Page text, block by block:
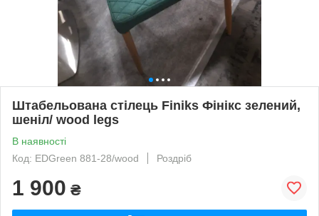
Штабельована стілець Finiks Фінікс зелений,
шеніл/ wood legs
В наявності
Код: ЕDGreen 881-28/wood
Роздріб
1 900 ₴